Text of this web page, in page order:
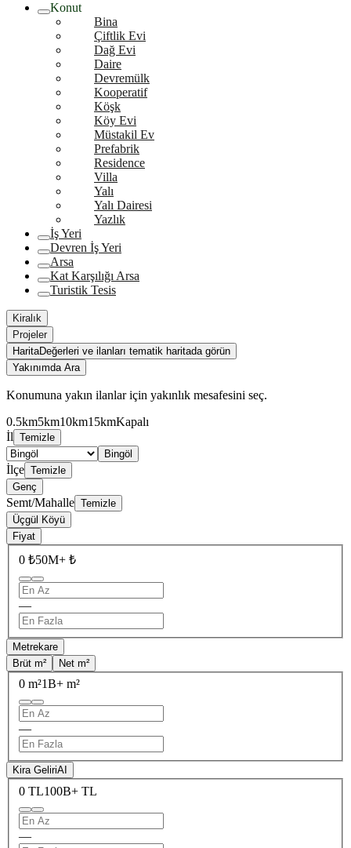
Konut
Bina
Çiftlik Evi
Dağ Evi
Daire
Devremülk
Kooperatif
Köşk
Köy Evi
Müstakil Ev
Prefabrik
Residence
Villa
Yalı
Yalı Dairesi
Yazlık
İş Yeri
Devren İş Yeri
Arsa
Kat Karşılığı Arsa
Turistik Tesis
Kiralık
Projeler
HaritaDeğerleri ve ilanları tematik haritada görün
Yakınımda Ara
Konumuna yakın ilanlar için yakınlık mesafesini seç.
0.5km5km10km15kmKapalı
İl Temizle
Bingöl
İlçe Temizle
Genç
Semt/Mahalle Temizle
Üçgül Köyü
Fiyat
0 ₺50M+ ₺
—
Metrekare
Brüt m²
Net m²
0 m²1B+ m²
—
Kira GeliriAI
0 TL100B+ TL
—